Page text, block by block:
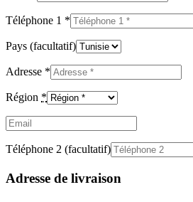
Téléphone 1 *
Pays (facultatif)
Adresse *
Région *
Email
Téléphone 2 (facultatif)
Adresse de livraison